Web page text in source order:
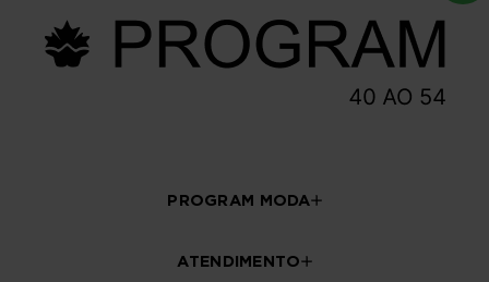
PROGRAM MODA
ATENDIMENTO